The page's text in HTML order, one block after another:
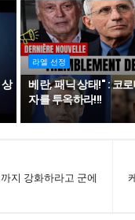
라엘 선정
베란, 패닉 상태!" : 코
자를 투옥하라!!!
지 강화하라고 군에